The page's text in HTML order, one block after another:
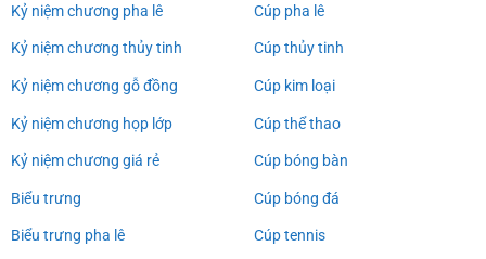
Kỷ niệm chương pha lê
Kỷ niệm chương thủy tinh
Kỷ niệm chương gỗ đồng
Kỷ niệm chương họp lớp
Kỷ niệm chương giá rẻ
Biểu trưng
Biểu trưng pha lê
Cúp pha lê
Cúp thủy tinh
Cúp kim loại
Cúp thể thao
Cúp bóng bàn
Cúp bóng đá
Cúp tennis